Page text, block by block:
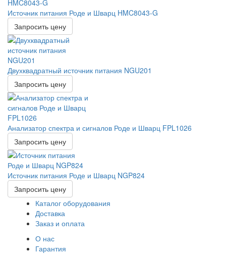
Источник питания Роде и Шварц HMC8043-G
Запросить цену
Двухквадратный источник питания NGU201
Запросить цену
Анализатор спектра и сигналов Роде и Шварц FPL1026
Запросить цену
Источник питания Роде и Шварц NGP824
Запросить цену
Каталог оборудования
Доставка
Заказ и оплата
О нас
Гарантия